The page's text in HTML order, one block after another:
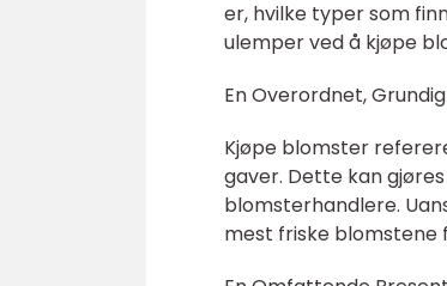
er, hvilke typer som
ulemper ved å kjøpe
En Overordnet,
Kjøpe blomster
gaver. Dette kan
blomsterhandlere.
mest friske blomstene